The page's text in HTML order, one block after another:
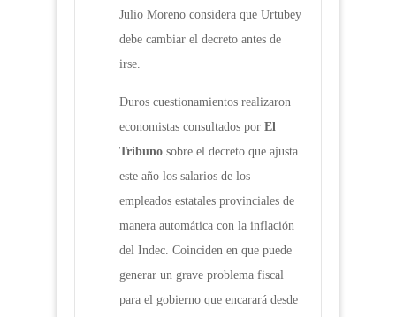
Julio Moreno considera que Urtubey
debe cambiar el decreto antes de
irse.
Duros cuestionamientos realizaron
economistas consultados por El
Tribuno sobre el decreto que ajusta
este año los salarios de los
empleados estatales provinciales de
manera automática con la inflación
del Indec. Coinciden en que puede
generar un grave problema fiscal
para el gobierno que encarará desde